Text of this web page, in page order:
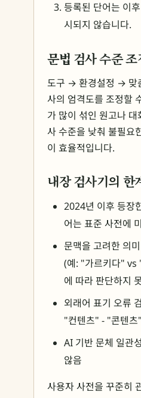
등록된 단어는 이
시되지 않습니다.
문법 검사 수준 조
도구 → 환경설정 → 맞
사의 엄격도를 조정할
가 많이 섞인 원고나
사 수준을 낮춰 불필요
이 효율적입니다.
내장 검사기의 한
2024년 이후 등장
어는 표준 사전에
문맥을 고려한 의
(예: "가르키다" vs
에 따라 판단하지
외래어 표기 오류
"컨텐츠" - "콘텐츠
AI 기반 문체 일관
않음
사용자 사전을 꾸준히